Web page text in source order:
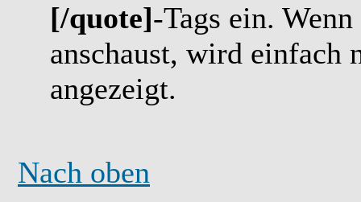
[/quote]-Tags ein.
anschaust, wird
angezeigt.
Nach oben